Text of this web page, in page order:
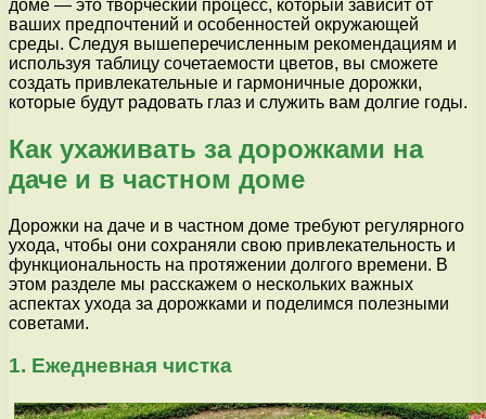
доме — это творческий процесс, который зависит от
ваших предпочтений и особенностей окружающей
среды. Следуя вышеперечисленным рекомендациям и
используя таблицу сочетаемости цветов, вы сможете
создать привлекательные и гармоничные дорожки,
которые будут радовать глаз и служить вам долгие годы.
Как ухаживать за дорожками на
даче и в частном доме
Дорожки на даче и в частном доме требуют регулярного
ухода, чтобы они сохраняли свою привлекательность и
функциональность на протяжении долгого времени. В
этом разделе мы расскажем о нескольких важных
аспектах ухода за дорожками и поделимся полезными
советами.
1. Ежедневная чистка